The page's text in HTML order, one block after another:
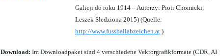
Galicji do roku 1914 – Autorzy: Piotr Chomicki,
Leszek Śledziona 2015) (Quelle:
http://www.fussballabzeichen.at )
Download: Im Downloadpaket sind 4 verschiedene Vektorgrafikformate (CDR, AI